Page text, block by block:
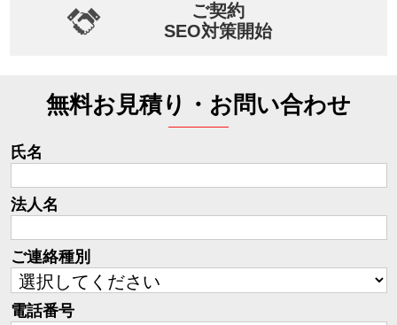
ご契約
SEO対策開始
無料お見積り・お問い合わせ
氏名
法人名
ご連絡種別
電話番号